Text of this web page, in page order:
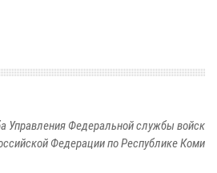
Управления Федеральной службы войск
Федерации по Республике Коми